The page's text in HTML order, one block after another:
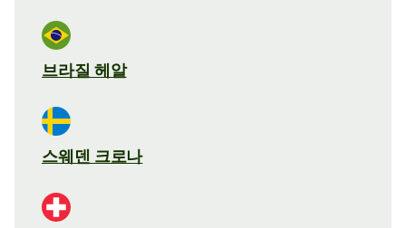
브라질 헤알
스웨덴 크로나